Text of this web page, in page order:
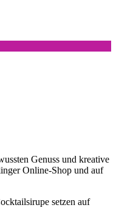
Genuss und kreative
Online-Shop und auf
setzen auf